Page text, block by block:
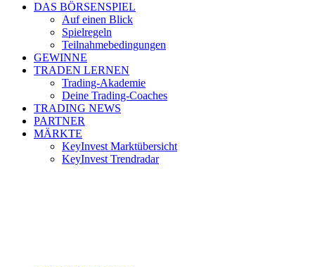
DAS BÖRSENSPIEL
Auf einen Blick
Spielregeln
Teilnahmebedingungen
GEWINNE
TRADEN LERNEN
Trading-Akademie
Deine Trading-Coaches
TRADING NEWS
PARTNER
MÄRKTE
KeyInvest Marktübersicht
KeyInvest Trendradar